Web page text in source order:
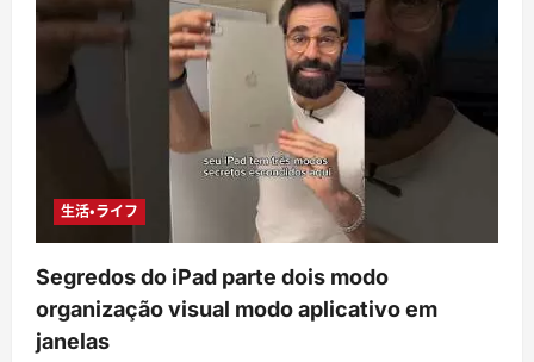
生活・ライフ
Segredos do iPad parte dois modo
organização visual modo aplicativo em
janelas